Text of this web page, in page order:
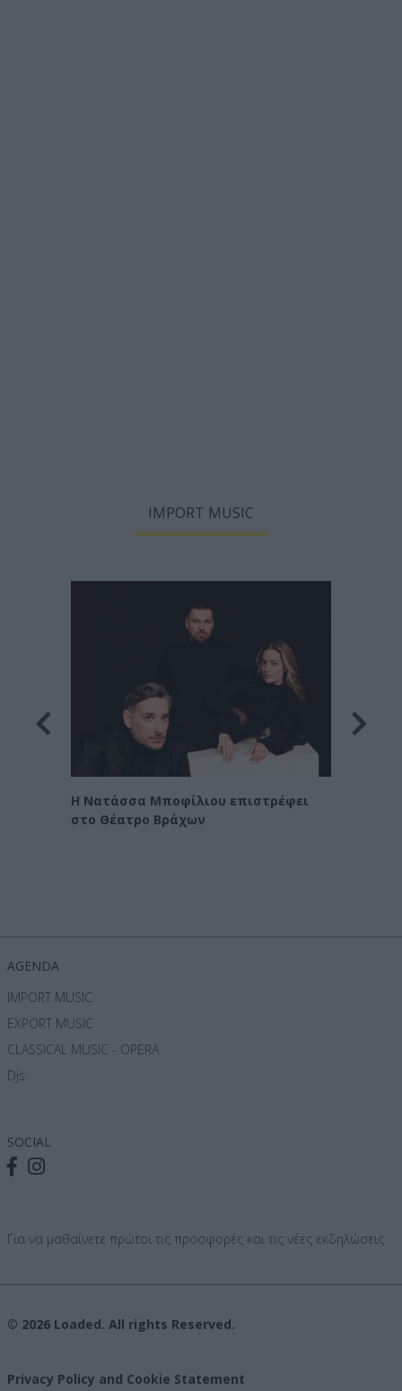
IMPORT MUSIC
Η Νατάσσα Μποφίλιου επιστρέφει
στο Θέατρο Βράχων
AGENDA
IMPORT MUSIC
EXPORT MUSIC
CLASSICAL MUSIC - OPERA
Djs
SOCIAL
Για να μαθαίνετε πρώτοι τις προσφορές και τις νέες εκδηλώσεις
© 2026 Loaded. All rights Reserved.
Privacy Policy and Cookie Statement